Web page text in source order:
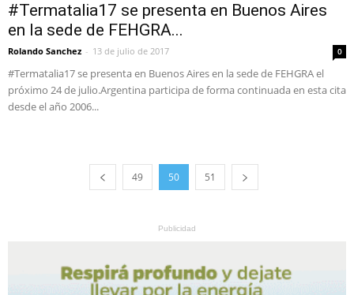
#Termatalia17 se presenta en Buenos Aires
en la sede de FEHGRA...
Rolando Sanchez - 13 de julio de 2017 0
#Termatalia17 se presenta en Buenos Aires en la sede de FEHGRA el
próximo 24 de julio.Argentina participa de forma continuada en esta cita
desde el año 2006...
49 50 51
Publicidad